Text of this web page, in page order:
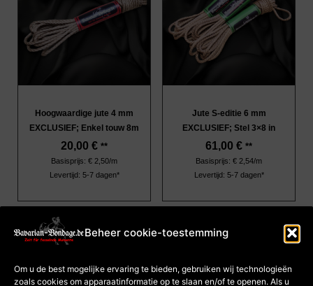
Beheer cookie-toestemming
Om u de best mogelijke ervaring te bieden, gebruiken wij technologieën
zoals cookies om apparaatinformatie op te slaan en/of te openen. Als u
Hoogwaardige jute 4 mm
EXCLUSIEF; Enkel touw 8m
20,00 € **
Basisprijs: € 2,50/m
Levertijd: 5-7 dagen*
Jute S-editie 6 mm
EXCLUSIEF; Stel 3×8 in
61,00 € **
Basisprijs: € 2,54/m
Levertijd: 5-7 dagen*
Algemene
voorwaarden
Gegevensbescherming